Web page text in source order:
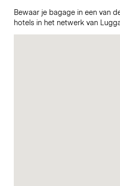
Bewaar je bagage in een van
hotels in het netwerk van